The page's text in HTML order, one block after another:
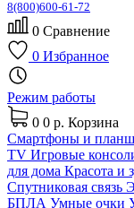
8(800)600-61-72
0 Сравнение
0 Избранное
Режим работы
0 0 р. Корзина
Смартфоны и
TV Игровые
для дома Красота и
Спутниковая связь
БПЛА Умные очки